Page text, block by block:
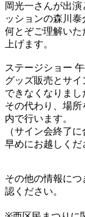
岡光一さんが出
ッションの森川泰
何とぞご理解いた
上げます。
ステージショー
グッズ販売とサ
できなくなりまし
その代わり、場
内で行います。
（サイン会終了
早めにお越しくだ
その他の情報に
認ください。